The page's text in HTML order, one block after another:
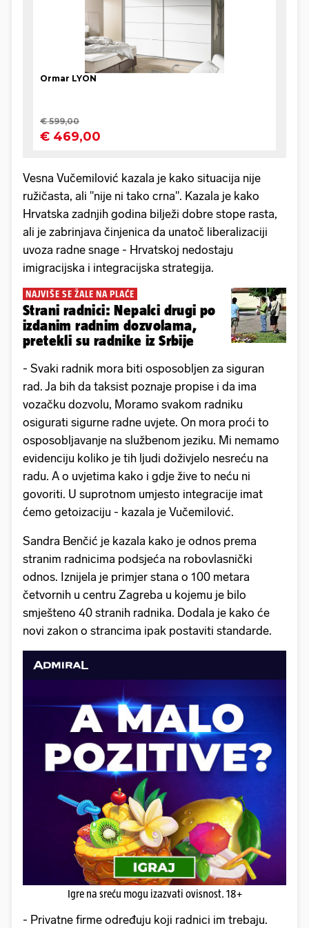
Vesna Vučemilović kazala je kako situacija nije
ružičasta, ali "nije ni tako crna". Kazala je kako
Hrvatska zadnjih godina bilježi dobre stope rasta,
ali je zabrinjava činjenica da unatoč liberalizaciji
uvoza radne snage - Hrvatskoj nedostaju
imigracijska i integracijska strategija.
NAJVIŠE SE ŽALE NA PLAĆE
Strani radnici: Nepalci drugi po
izdanim radnim dozvolama,
pretekli su radnike iz Srbije
- Svaki radnik mora biti osposobljen za siguran
rad. Ja bih da taksist poznaje propise i da ima
vozačku dozvolu, Moramo svakom radniku
osigurati sigurne radne uvjete. On mora proći to
osposobljavanje na službenom jeziku. Mi nemamo
evidenciju koliko je tih ljudi doživjelo nesreću na
radu. A o uvjetima kako i gdje žive to neću ni
govoriti. U suprotnom umjesto integracije imat
ćemo getoizaciju - kazala je Vučemilović.
Sandra Benčić je kazala kako je odnos prema
stranim radnicima podsjeća na robovlasnički
odnos. Iznijela je primjer stana o 100 metara
četvornih u centru Zagreba u kojemu je bilo
smješteno 40 stranih radnika. Dodala je kako će
novi zakon o strancima ipak postaviti standarde.
Igre na sreću mogu izazvati ovisnost. 18+
- Privatne firme određuju koji radnici im trebaju.